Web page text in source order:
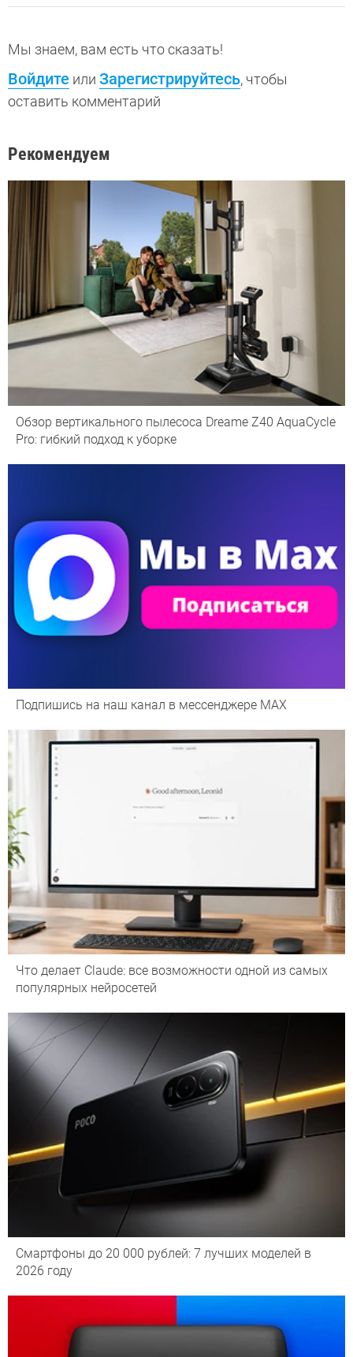
Мы знаем, вам есть что сказать!
Войдите или Зарегистрируйтесь, чтобы
оставить комментарий
Рекомендуем
Обзор вертикального пылесоса Dreame Z40 AquaCycle
Pro: гибкий подход к уборке
Подпишись на наш канал в мессенджере МАХ
Что делает Сlaude: все возможности одной из самых
популярных нейросетей
Смартфоны до 20 000 рублей: 7 лучших моделей в
2026 году